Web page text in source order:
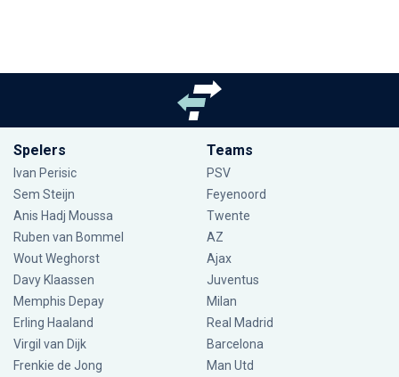
Spelers
Ivan Perisic
Sem Steijn
Anis Hadj Moussa
Ruben van Bommel
Wout Weghorst
Davy Klaassen
Memphis Depay
Erling Haaland
Virgil van Dijk
Frenkie de Jong
Teams
PSV
Feyenoord
Twente
AZ
Ajax
Juventus
Milan
Real Madrid
Barcelona
Man Utd